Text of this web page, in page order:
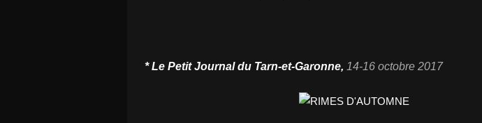
*Le Petit Journaldu Tarn-et-Garonne, 14-16 octobre 2017